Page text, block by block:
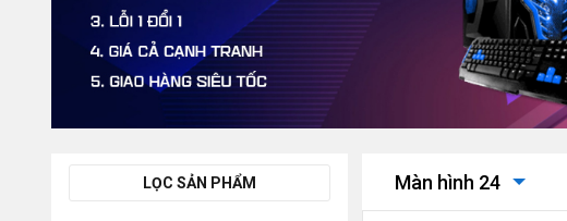
LỌC SẢN PHẨM Màn hình 24